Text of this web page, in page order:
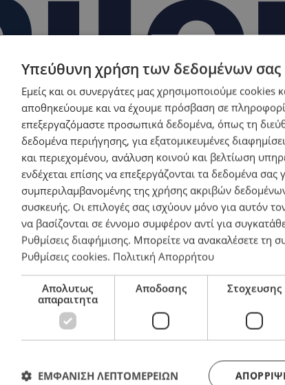
Καταλονία και μειώνουν τον κίνδυνο πυρκαγιών
Υπεύθυνη χρήση των δεδομένων σας
Εμείς και οι συνεργάτες μας χρησιμοποιούμε cookies
αποθηκεύουμε και να έχουμε πρόσβαση σε
επεξεργαζόμαστε προσωπικά δεδομένα, όπως τη
δεδομένα περιήγησης, για εξατομικευμένες
και περιεχομένου, ανάλυση κοινού και βελτίωση
ενδέχεται επίσης να επεξεργάζονται τα δεδομένα
συμπεριλαμβανομένης της χρήσης ακριβών
συσκευής. Οι επιλογές σας ισχύουν μόνο για αυτόν
να βασίζονται σε έννομο συμφέρον αντί για
Ρυθμίσεις διαφήμισης. Μπορείτε να ανακαλέσετε τη
Ρυθμίσεις cookies. Πολιτική Απορρήτου
Απολυτως
απαραιτητα
Αποδοσης Στοχευσης
ΕΜΦΑΝΙΣΗ ΛΕΠΤΟΜΕΡΕΙΩΝ